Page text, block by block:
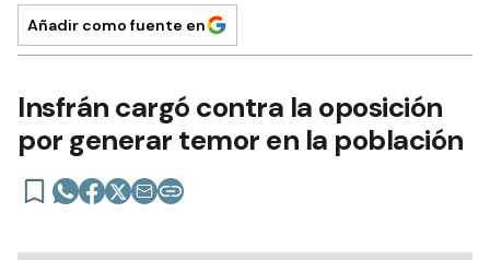
Añadir como fuente en
Insfrán cargó contra la oposición
por generar temor en la población